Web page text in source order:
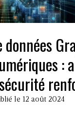
données
:
le 12 août 2024